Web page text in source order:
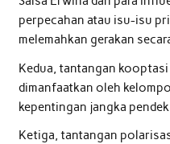
perpecahan atau isu-isu
melemahkan gerakan
Kedua, tantangan
dimanfaatkan oleh
kepentingan jangka
Ketiga, tantangan